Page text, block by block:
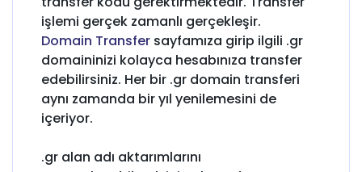
işlemi gerçek zamanlı gerçekleşir.
Domain Transfer sayfamıza girip ilgili .gr
domaininizi kolayca hesabınıza transfer
edebilirsiniz. Her bir .gr domain transferi
aynı zamanda bir yıl yenilemesini de
içeriyor.
.gr alan adı aktarımlarını